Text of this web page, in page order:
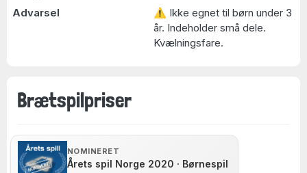
Advarsel
⚠ Ikke egnet til børn under 3
år. Indeholder små dele.
Kvælningsfare.
Brætspilpriser
NOMINERET
Årets spil Norge 2020 · Børnespil